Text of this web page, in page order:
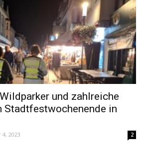
und zahlreiche
Stadtfestwochenende in
2023 2